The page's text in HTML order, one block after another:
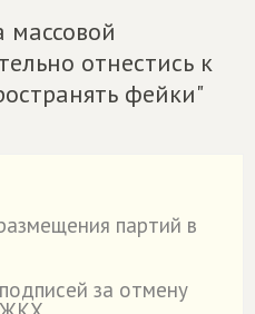
массовой
отнестись к
фейки"
партий в
за отмену